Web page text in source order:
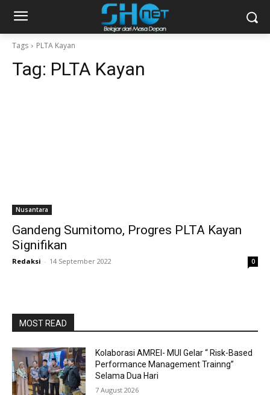
Tags PLTA Kayan
Tag: PLTA Kayan
Nusantara
Gandeng Sumitomo, Progres PLTA Kayan
Signifikan
Redaksi - 14 September 2022 0
MOST READ
Kolaborasi AMREI- MUI Gelar “ Risk-Based
Performance Management Trainng”
Selama Dua Hari
7 August 2026